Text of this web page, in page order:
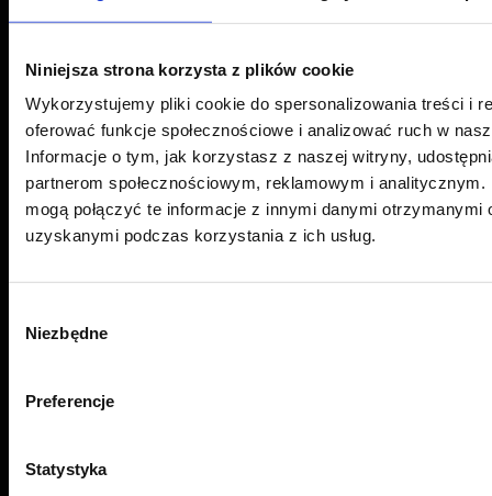
Niniejsza strona korzysta z plików cookie
Wykorzystujemy pliki cookie do spersonalizowania treści i
oferować funkcje społecznościowe i analizować ruch w
Informacje o tym, jak korzystasz z naszej witryny,
partnerom społecznościowym, reklamowym i analitycznym.
mogą połączyć te informacje z innymi danymi otrzymanymi
uzyskanymi podczas korzystania z ich usług.
zgody
Niezbędne
Preferencje
Statystyka
Sonina 493 G, 37-100 Łańcut
ul. 9 Dywizji Piechoty 79, 35-001 Rzeszów
Oddział Rzeszów - +48 575 676 005
Email:pwj.poczta@gmail.com
Przydatne linki
O marce
Instalatorzy folii
Sklep LLumar Polska